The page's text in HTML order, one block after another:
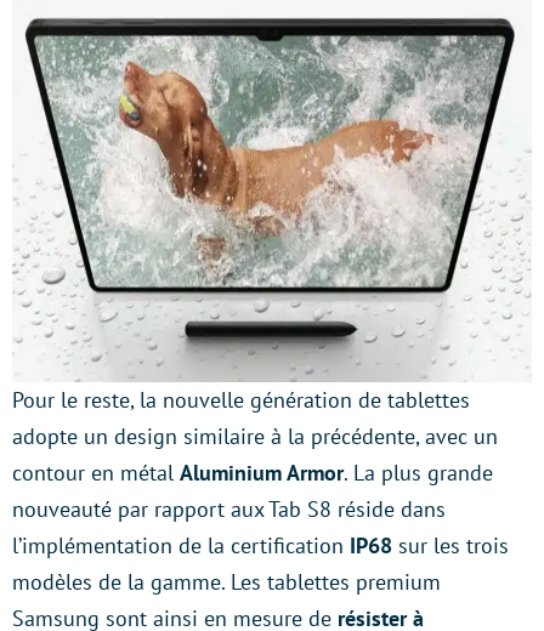
Pour le reste, la nouvelle génération de tablettes
adopte un design similaire à la précédente, avec un
contour en métal Aluminium Armor. La plus grande
nouveauté par rapport aux Tab S8 réside dans
l’implémentation de la certification IP68 sur les trois
modèles de la gamme. Les tablettes premium
Samsung sont ainsi en mesure de résister à